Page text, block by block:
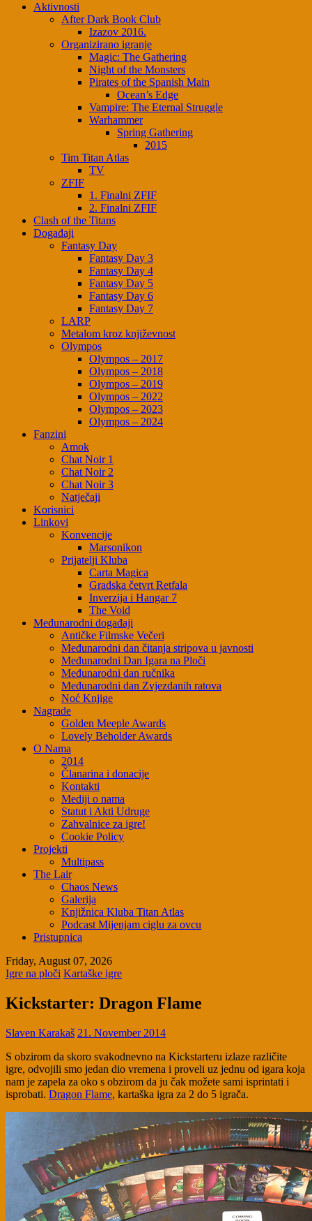
Aktivnosti
After Dark Book Club
Izazov 2016.
Organizirano igranje
Magic: The Gathering
Night of the Monsters
Pirates of the Spanish Main
Ocean’s Edge
Vampire: The Eternal Struggle
Warhammer
Spring Gathering
2015
Tim Titan Atlas
TV
ZFIF
1. Finalni ZFIF
2. Finalni ZFIF
Clash of the Titans
Događaji
Fantasy Day
Fantasy Day 3
Fantasy Day 4
Fantasy Day 5
Fantasy Day 6
Fantasy Day 7
LARP
Metalom kroz književnost
Olympos
Olympos – 2017
Olympos – 2018
Olympos – 2019
Olympos – 2022
Olympos – 2023
Olympos – 2024
Fanzini
Amok
Chat Noir 1
Chat Noir 2
Chat Noir 3
Natječaji
Korisnici
Linkovi
Konvencije
Marsonikon
Prijatelji Kluba
Carta Magica
Gradska četvrt Retfala
Inverzija i Hangar 7
The Void
Međunarodni događaji
Antičke Filmske Večeri
Međunarodni dan čitanja stripova u javnosti
Međunarodni Dan Igara na Ploči
Međunarodni dan ručnika
Međunarodni dan Zvjezdanih ratova
Noć Knjige
Nagrade
Golden Meeple Awards
Lovely Beholder Awards
O Nama
2014
Članarina i donacije
Kontakti
Mediji o nama
Statut i Akti Udruge
Zahvalnice za igre!
Cookie Policy
Projekti
Multipass
The Lair
Chaos News
Galerija
Knjižnica Kluba Titan Atlas
Podcast Mijenjam ciglu za ovcu
Pristupnica
Friday, August 07, 2026
Igre na ploči Kartaške igre
Kickstarter: Dragon Flame
Slaven Karakaš 21. November 2014
S obzirom da skoro svakodnevno na Kickstarteru izlaze različite
igre, odvojili smo jedan dio vremena i proveli uz jednu od igara koja
nam je zapela za oko s obzirom da ju čak možete sami isprintati i
isprobati. Dragon Flame, kartaška igra za 2 do 5 igrača.